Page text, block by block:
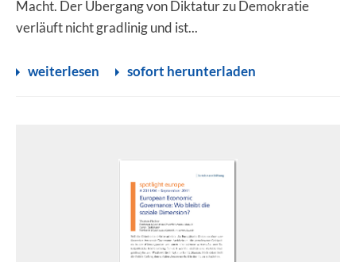
Macht. Der Übergang von Diktatur zu Demokratie
verläuft nicht gradlinig und ist...
weiterlesen sofort herunterladen